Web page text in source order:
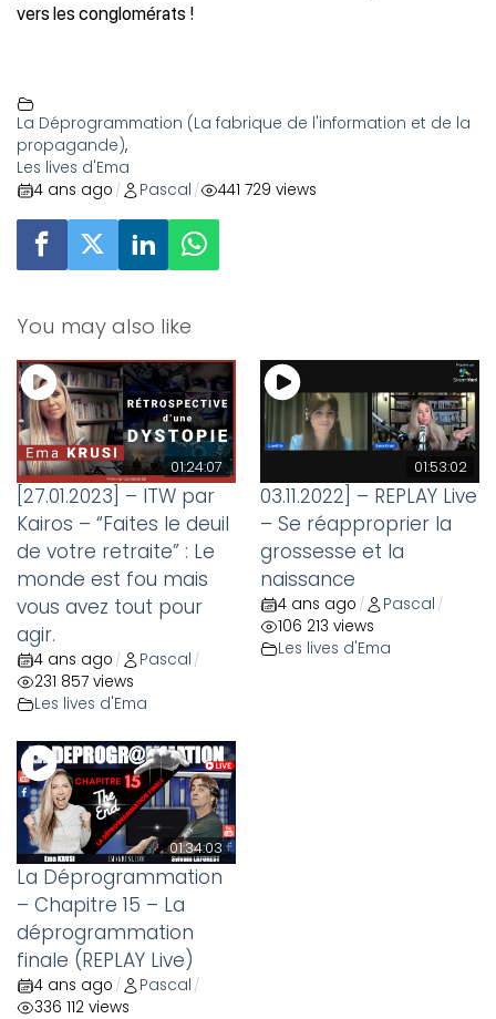
vers les conglomérats !
La Déprogrammation (La fabrique de l'information et de la
propagande),
Les lives d'Ema
4 ans ago / Pascal / 441 729 views
You may also like
01:24:07
[27.01.2023] – ITW par
Kairos – “Faites le deuil
de votre retraite” : Le
monde est fou mais
vous avez tout pour
agir.
4 ans ago / Pascal /
231 857 views
Les lives d'Ema
01:53:02
03.11.2022] – REPLAY Live
– Se réapproprier la
grossesse et la
naissance
4 ans ago / Pascal /
106 213 views
Les lives d'Ema
01:34:03
La Déprogrammation
– Chapitre 15 – La
déprogrammation
finale (REPLAY Live)
4 ans ago / Pascal /
336 112 views